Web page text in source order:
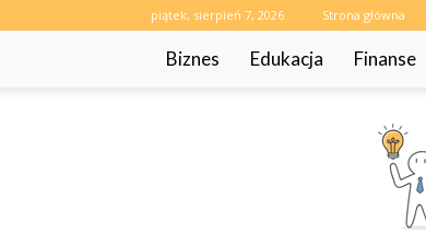
piątek, sierpień 7, 2026 Strona główna
Biznes Edukacja Finanse